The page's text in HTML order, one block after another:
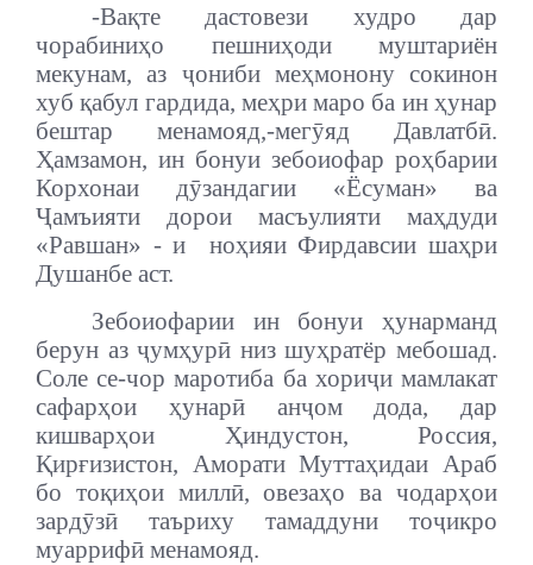
-Вақте дастовези худро дар
чорабиниҳо пешниҳоди муштариён
мекунам, аз ҷониби меҳмонону сокинон
хуб қабул гардида, меҳри маро ба ин ҳунар
бештар менамояд,-мегӯяд Давлатбӣ.
Ҳамзамон, ин бонуи зебоиофар роҳбарии
Корхонаи дӯзандагии «Ёсуман» ва
Ҷамъияти дорои масъулияти маҳдуди
«Равшан» - и ноҳияи Фирдавсии шаҳри
Душанбе аст.
Зебоиофарии ин бонуи ҳунарманд
берун аз ҷумҳурӣ низ шуҳратёр мебошад.
Соле се-чор маротиба ба хориҷи мамлакат
сафарҳои ҳунарӣ анҷом дода, дар
кишварҳои Ҳиндустон, Россия,
Қирғизистон, Аморати Муттаҳидаи Араб
бо тоқиҳои миллӣ, овезаҳо ва чодарҳои
зардӯзӣ таъриху тамаддуни тоҷикро
муаррифӣ менамояд.